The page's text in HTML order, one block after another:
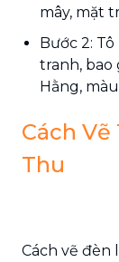
mây, mặt
Bước 2:
tranh, bao
Hằng,
Cách
Thu
Cách vẽ đèn